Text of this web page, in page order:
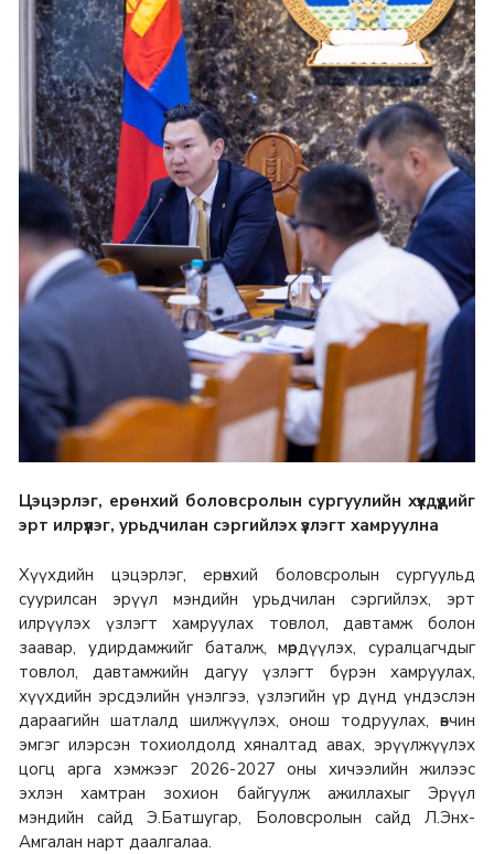
Цэцэрлэг, ерөнхий боловсролын сургуулийн хүүхдүүдийг
эрт илрүүлэг, урьдчилан сэргийлэх үзлэгт хамруулна
Хүүхдийн цэцэрлэг, ерөнхий боловсролын сургуульд
суурилсан эрүүл мэндийн урьдчилан сэргийлэх, эрт
илрүүлэх үзлэгт хамруулах товлол, давтамж болон
заавар, удирдамжийг баталж, мөрдүүлэх, суралцагчдыг
товлол, давтамжийн дагуу үзлэгт бүрэн хамруулах,
хүүхдийн эрсдэлийн үнэлгээ, үзлэгийн үр дүнд үндэслэн
дараагийн шатлалд шилжүүлэх, онош тодруулах, өвчин
эмгэг илэрсэн тохиолдолд хяналтад авах, эрүүлжүүлэх
цогц арга хэмжээг 2026-2027 оны хичээлийн жилээс
эхлэн хамтран зохион байгуулж ажиллахыг Эрүүл
мэндийн сайд Э.Батшугар, Боловсролын сайд Л.Энх-
Амгалан нарт даалгалаа.